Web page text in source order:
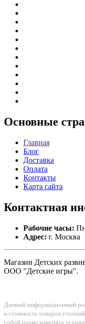
Основные
Главная
Блог
Доставка
Оплата
Контакты
Карта сайта
Контактная
Рабочие часы:
Адрес: г. Москва
Магазин Детских
ООО "Детские игры".
Данный информационный
и стоимость товаров
собой право изменять